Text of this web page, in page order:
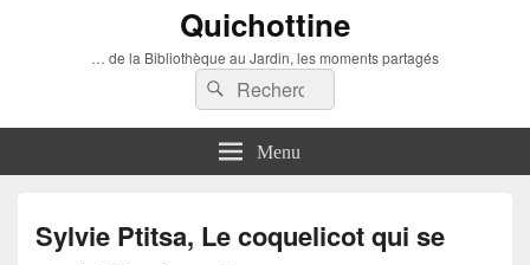
Quichottine
… de la Bibliothèque au Jardin, les moments partagés
Recherche :
Rechercher
Menu
Sylvie Ptitsa, Le coquelicot qui se